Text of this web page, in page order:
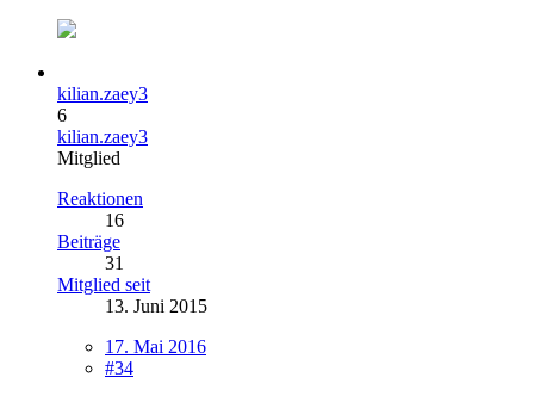
kilian.zaey3
6
kilian.zaey3
Mitglied
Reaktionen
16
Beiträge
31
Mitglied seit
13. Juni 2015
17. Mai 2016
#34